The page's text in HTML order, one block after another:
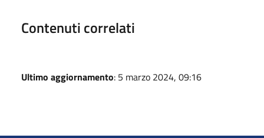
Contenuti correlati
Ultimo aggiornamento: 5 marzo 2024, 09:16